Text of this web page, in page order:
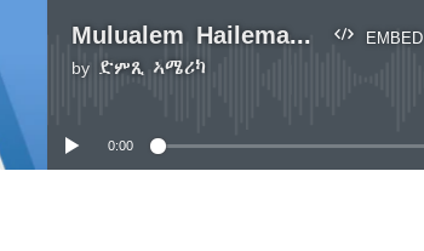
EMBED
Mulualem Hailemariam
by ድምጺ ኣሜሪካ
No media source currently available
0:00